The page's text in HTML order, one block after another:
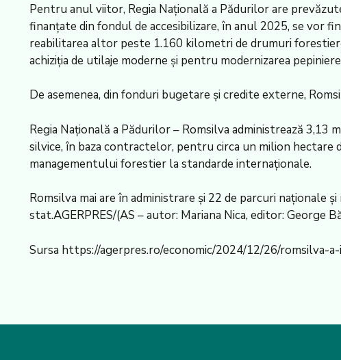
Pentru anul viitor, Regia Naţională a Pădurilor are
finanţate din fondul de accesibilizare, în anul 2025, se vor
reabilitarea altor peste 1.160 kilometri de drumuri
achiziţia de utilaje moderne şi pentru modernizarea
De asemenea, din fonduri bugetare şi credite externe,
Regia Naţională a Pădurilor – Romsilva administrează
silvice, în baza contractelor, pentru circa un milion
managementului forestier la standarde internaţionale.
Romsilva mai are în administrare şi 22 de parcuri naţionale
stat.AGERPRES/(AS – autor: Mariana Nica, editor: George
Sursa https://agerpres.ro/economic/2024/12/26/